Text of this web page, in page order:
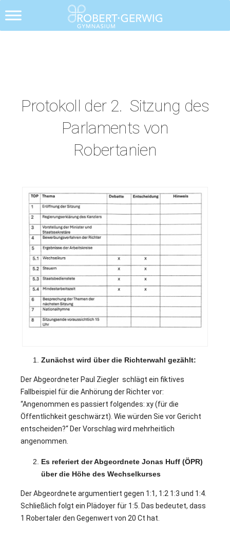
Protokoll der 2. Sitzung des
Parlaments von
Robertanien
Zunächst wird über die Richterwahl gezählt:
Der Abgeordneter Paul Ziegler schlägt ein fiktives
Fallbeispiel für die Anhörung der Richter vor:
“Angenommen es passiert folgendes: xy (für die
Öffentlichkeit geschwärzt). Wie würden Sie vor Gericht
entscheiden?“ Der Vorschlag wird mehrheitlich
angenommen.
Es referiert der Abgeordnete Jonas Huff (ÖPR)
über die Höhe des Wechselkurses
Der Abgeordnete argumentiert gegen 1:1, 1:2 1:3 und 1:4.
Schließlich folgt ein Plädoyer für 1:5. Das bedeutet, dass
1 Robertaler den Gegenwert von 20 Ct hat.